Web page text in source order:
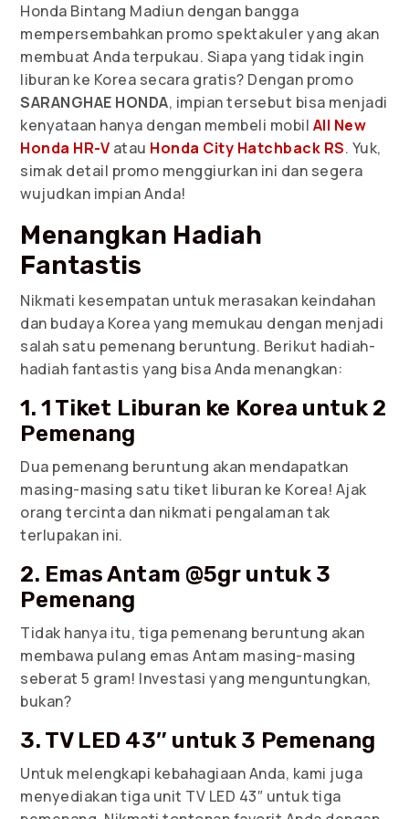
Honda Bintang Madiun dengan bangga
mempersembahkan promo spektakuler yang akan
membuat Anda terpukau. Siapa yang tidak ingin
liburan ke Korea secara gratis? Dengan promo
SARANGHAE HONDA, impian tersebut bisa menjadi
kenyataan hanya dengan membeli mobil All New
Honda HR-V atau Honda City Hatchback RS. Yuk,
simak detail promo menggiurkan ini dan segera
wujudkan impian Anda!
Menangkan Hadiah
Fantastis
Nikmati kesempatan untuk merasakan keindahan
dan budaya Korea yang memukau dengan menjadi
salah satu pemenang beruntung. Berikut hadiah-
hadiah fantastis yang bisa Anda menangkan:
1. 1 Tiket Liburan ke Korea untuk 2
Pemenang
Dua pemenang beruntung akan mendapatkan
masing-masing satu tiket liburan ke Korea! Ajak
orang tercinta dan nikmati pengalaman tak
terlupakan ini.
2. Emas Antam @5gr untuk 3
Pemenang
Tidak hanya itu, tiga pemenang beruntung akan
membawa pulang emas Antam masing-masing
seberat 5 gram! Investasi yang menguntungkan,
bukan?
3. TV LED 43″ untuk 3 Pemenang
Untuk melengkapi kebahagiaan Anda, kami juga
menyediakan tiga unit TV LED 43″ untuk tiga